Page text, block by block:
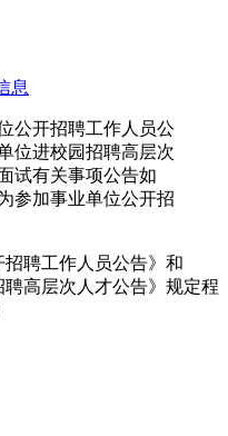
息
公开招聘工作人员公
位进校园招聘高层次
试有关事项公告如
参加事业单位公开招
聘工作人员公告》和
聘高层次人才公告》规定程